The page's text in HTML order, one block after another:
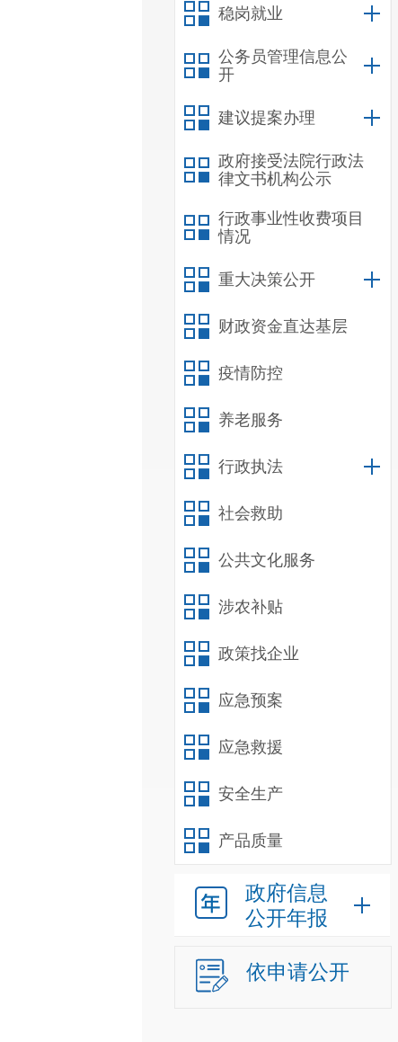
稳岗就业
公务员管理信息公
开
建议提案办理
政府接受法院行政法
律文书机构公示
行政事业性收费项目
情况
重大决策公开
财政资金直达基层
疫情防控
养老服务
行政执法
社会救助
公共文化服务
涉农补贴
政策找企业
应急预案
应急救援
安全生产
产品质量
政府信息
公开年报
依申请公开